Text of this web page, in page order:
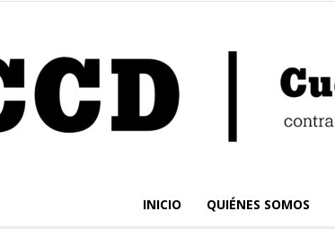
INICIO QUIÉNES SOMOS